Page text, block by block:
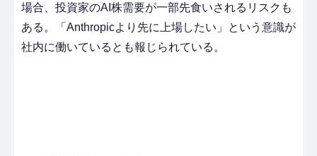
場合、投資家のAI株需要が一部先食いされるリスクも
ある。「Anthropicより先に上場したい」という意識が
社内に働いているとも報じられている。